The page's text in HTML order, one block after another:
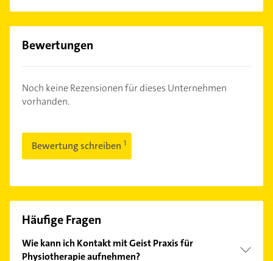
Bewertungen
Noch keine Rezensionen für dieses Unternehmen
vorhanden.
Bewertung schreiben
Häufige Fragen
Wie kann ich Kontakt mit Geist Praxis für
Physiotherapie aufnehmen?